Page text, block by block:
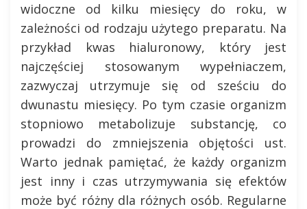
widoczne od kilku miesięcy do roku, w
zależności od rodzaju użytego preparatu. Na
przykład kwas hialuronowy, który jest
najczęściej stosowanym wypełniaczem,
zazwyczaj utrzymuje się od sześciu do
dwunastu miesięcy. Po tym czasie organizm
stopniowo metabolizuje substancję, co
prowadzi do zmniejszenia objętości ust.
Warto jednak pamiętać, że każdy organizm
jest inny i czas utrzymywania się efektów
może być różny dla różnych osób. Regularne